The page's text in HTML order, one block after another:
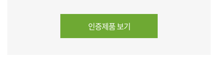
인증제품 보기